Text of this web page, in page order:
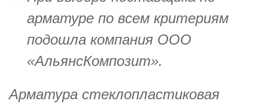
арматуре по всем критериям
подошла компания ООО
«АльянсКомпозит».
Арматура стеклопластиковая